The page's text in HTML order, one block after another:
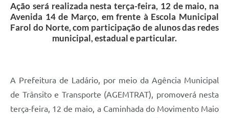
Ação será realizada nesta terça-feira, 12 de maio, na
Avenida 14 de Março, em frente à Escola Municipal
Farol do Norte, com participação de alunos das redes
municipal, estadual e particular.
A Prefeitura de Ladário, por meio da Agência Municipal
de Trânsito e Transporte (AGEMTRAT), promoverá nesta
terça-feira, 12 de maio, a Caminhada do Movimento Maio